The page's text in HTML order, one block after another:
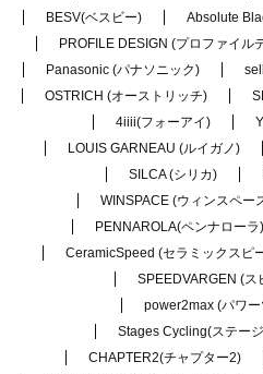
BESV(ベスビー)
Absolute
PROFILE DESIGN (プロファイル
Panasonic (パナソニック)
OSTRICH (オーストリッチ)
4iiii(フォーアイ)
LOUIS GARNEAU (ルイガノ)
SILCA (シリカ)
WINSPACE (ウィンスペー
PENNAROLA(ペンナローラ)
CeramicSpeed (セラミックスピ
SPEEDVARGEN (ス
power2max (パワ
Stages Cycling(ステー
CHAPTER2(チャプター2)